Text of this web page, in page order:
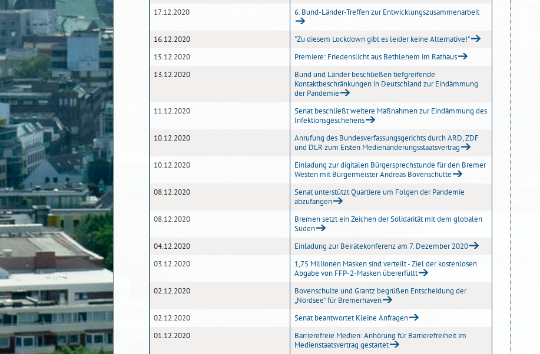
17.12.2020
6. Bund-Länder-Treffen zur Entwicklungszusammenarbeit
16.12.2020
"Zu diesem Lockdown gibt es leider keine Alternative!"
15.12.2020
Premiere: Friedenslicht aus Bethlehem im Rathaus
13.12.2020
Bund und Länder beschließen tiefgreifende
Kontaktbeschränkungen in Deutschland zur Eindämmung
der Pandemie
11.12.2020
Senat beschließt weitere Maßnahmen zur Eindämmung des
Infektionsgeschehens
10.12.2020
Anrufung des Bundesverfassungsgerichts durch ARD, ZDF
und DLR zum Ersten Medienänderungsstaatsvertrag
10.12.2020
Einladung zur digitalen Bürgersprechstunde für den Bremer
Westen mit Bürgermeister Andreas Bovenschulte
08.12.2020
Senat unterstützt Quartiere um Folgen der Pandemie
abzufangen
08.12.2020
Bremen setzt ein Zeichen der Solidarität mit dem globalen
Süden
04.12.2020
Einladung zur Beirätekonferenz am 7. Dezember 2020
03.12.2020
1,75 Millionen Masken sind verteilt - Ziel der kostenlosen
Abgabe von FFP-2-Masken übererfüllt
02.12.2020
Bovenschulte und Grantz begrüßen Entscheidung der
„Nordsee“ für Bremerhaven
02.12.2020
Senat beantwortet Kleine Anfragen
01.12.2020
Barrierefreie Medien: Anhörung für Barrierefreiheit im
Medienstaatsvertrag gestartet